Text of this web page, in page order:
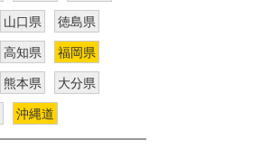
山口県
徳島県
高知県
福岡県
熊本県
大分県
沖縄道